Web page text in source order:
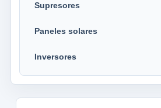
Supresores
Paneles solares
Inversores